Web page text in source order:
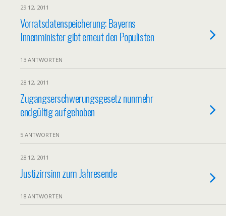
29.12, 2011
Vorratsdatenspeicherung: Bayerns
Innenminister gibt erneut den Populisten
13 ANTWORTEN
28.12, 2011
Zugangserschwerungsgesetz nunmehr
endgültig aufgehoben
5 ANTWORTEN
28.12, 2011
Justizirrsinn zum Jahresende
18 ANTWORTEN